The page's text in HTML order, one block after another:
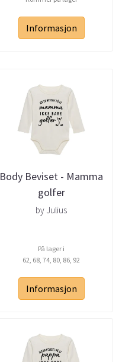
Informasjon
Body Beviset - Mamma
golfer
by Julius
På lager i
62, 68, 74, 80, 86, 92
Informasjon